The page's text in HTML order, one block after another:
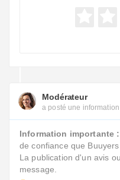
Modérateur
a posté une
Information importante :
de confiance que
La publication d'un avis
message.